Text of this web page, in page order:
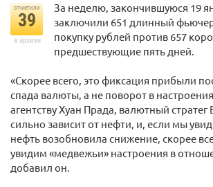
отметили
39
в архиве
За неделю, закончившуюся 19
заключили 651 длинный
покупку рублей против 657
предшествующие пять дней.
«Скорее всего, это фиксация прибыли
спада валюты, а не поворот в
агентству Хуан Прада, валютный стратег
сильно зависит от нефти, и, если мы
нефть возобновила снижение, скорее
увидим «медвежьи» настроения в
добавил он.